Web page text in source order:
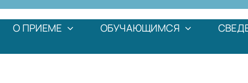
О ПРИЕМЕ ОБУЧАЮЩИМСЯ